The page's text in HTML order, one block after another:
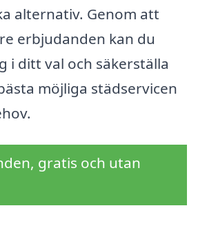
alternativ. Genom att
erbjudanden kan du
i ditt val och säkerställa
möjliga städservicen
gratis och utan